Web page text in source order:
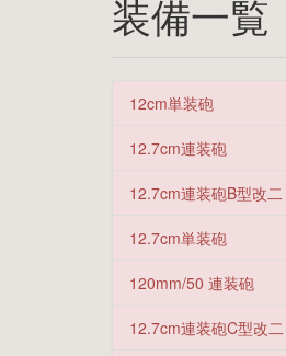
装備一覧
12cm単装砲
12.7cm連装砲
12.7cm連装砲B型改二
12.7cm単装砲
120mm/50 連装砲
12.7cm連装砲C型改二